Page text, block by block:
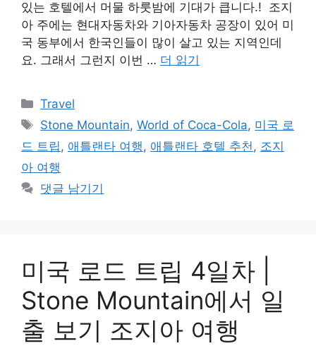
있는 호텔에서 머물 하룻밤에 기대가 큽니다.! 조지
아 주에는 현대자동차와 기아자동차 공장이 있어 미
국 동부에서 한국인들이 많이 살고 있는 지역인데
요. 그래서 그런지 이번 … 더 읽기
카
테
리
Travel
태
그
Stone Mountain,World of Coca-Cola, 미국 로
드 트립, 애틀랜타 여행, 애틀랜타 호텔 추천, 조지
아 여행
댓글 남기기
미국 로드 트립 4일차 |
Stone Mountain에서 일
출 보기 조지아 여행